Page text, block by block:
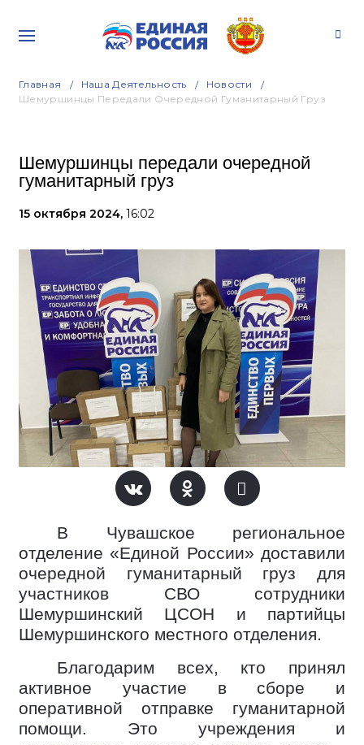
Главная Наша Деятельность
Новости
Шемуршинцы Передали Очередной Гуманитарный Груз
Шемуршинцы передали очередной
гуманитарный груз
15 октября 2024, 16:02
В Чувашское региональное
отделение «Единой России» доставили
очередной гуманитарный груз для
участников СВО сотрудники
Шемуршинский ЦСОН и партийцы
Шемуршинского местного отделения.
Благодарим всех, кто принял
активное участие в сборе и
оперативной отправке гуманитарной
помощи. Это учреждения и